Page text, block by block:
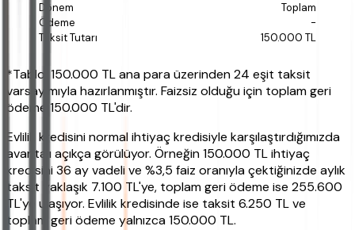
Toplam
-
150.000 TL
*Tablo, 150.000 TL ana para üzerinden 24 eşit taksit
varsayımıyla hazırlanmıştır. Faizsiz olduğu için toplam geri
ödeme 150.000 TL'dir.
Evlilik kredisini normal ihtiyaç kredisiyle karşılaştırdığımızda
avantajı açıkça görülüyor. Örneğin 150.000 TL ihtiyaç
kredisini 36 ay vadeli ve %3,5 faiz oranıyla çektiğinizde aylık
taksit yaklaşık 7.100 TL'ye, toplam geri ödeme ise 255.600
TL'ye ulaşıyor. Evlilik kredisinde ise taksit 6.250 TL ve
toplam geri ödeme yalnızca 150.000 TL.